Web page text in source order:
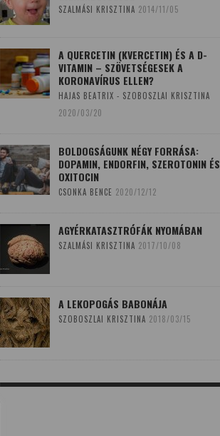
SZALMÁSI KRISZTINA 2014/11/05
A QUERCETIN (KVERCETIN) ÉS A D-
VITAMIN – SZÖVETSÉGESEK A
KORONAVÍRUS ELLEN?
HAJAS BEATRIX - SZOBOSZLAI KRISZTINA
2020/03/20
BOLDOGSÁGUNK NÉGY FORRÁSA:
DOPAMIN, ENDORFIN, SZEROTONIN ÉS
OXITOCIN
CSONKA BENCE 2020/12/12
AGYÉRKATASZTRÓFÁK NYOMÁBAN
SZALMÁSI KRISZTINA 2017/10/08
A LEKOPOGÁS BABONÁJA
SZOBOSZLAI KRISZTINA 2018/03/15